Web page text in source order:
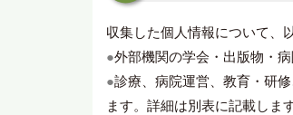
収集した個人情報について、
●外部機関の学会・出版物・
●診療、病院運営、教育・研
ます。詳細は別表に記載します